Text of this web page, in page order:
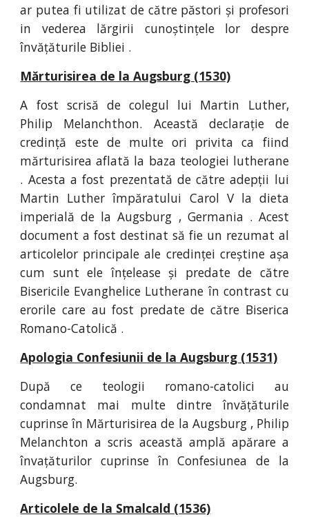
ar putea fi utilizat de către păstori și profesori
in vederea lărgirii cunoștințele lor despre
învățăturile Bibliei .
Mărturisirea de la Augsburg (1530)
A fost scrisă de colegul lui Martin Luther,
Philip Melanchthon. Această declarație de
credință este de multe ori privita ca fiind
mărturisirea aflată la baza teologiei lutherane
. Acesta a fost prezentată de către adepții lui
Martin Luther împăratului Carol V la dieta
imperială de la Augsburg , Germania . Acest
document a fost destinat să fie un rezumat al
articolelor principale ale credinței creștine așa
cum sunt ele înțelease și predate de către
Bisericile Evanghelice Lutherane în contrast cu
erorile care au fost predate de către Biserica
Romano-Catolică .
Apologia Confesiunii de la Augsburg (1531)
După ce teologii romano-catolici au
condamnat mai multe dintre învățăturile
cuprinse în Mărturisirea de la Augsburg , Philip
Melanchton a scris această amplă apărare a
învațăturilor cuprinse în Confesiunea de la
Augsburg.
Articolele de la Smalcald (1536)